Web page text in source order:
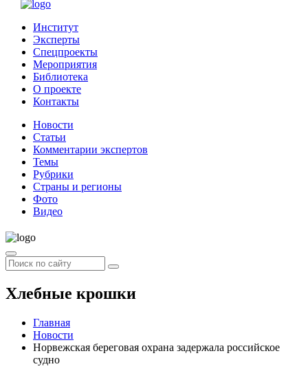
Институт
Эксперты
Спецпроекты
Мероприятия
Библиотека
О проекте
Контакты
Новости
Статьи
Комментарии экспертов
Темы
Рубрики
Страны и регионы
Фото
Видео
Хлебные крошки
Главная
Новости
Норвежская береговая охрана задержала российское
судно